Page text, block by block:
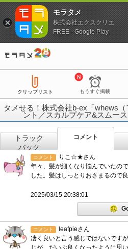
クリップリスト もうすぐ掲載
タメせる！株式会社b-ex「whews
ント／スカルプケア&スムース
トラック
バック
コメント
コメント
りこ☆★さん
年々、髪が細くなり悩んでいたの
した。髪はしっとりおさまるので良
2025/03/15 20:38:01
コメント
leafpieさん
凄く良いと言う感じではないです
じが、だいぶ良くなったように思い
モラタメ
株式会社エクスクリエ
FREE - Google Play